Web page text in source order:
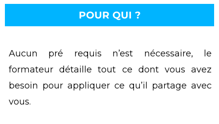
POUR QUI ?
Aucun pré requis n’est nécessaire, le
formateur détaille tout ce dont vous avez
besoin pour appliquer ce qu’il partage avec
vous.